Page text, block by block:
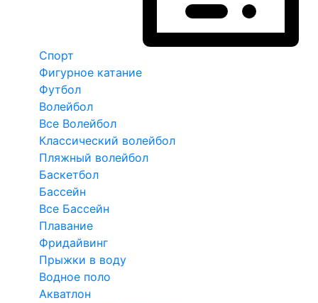
Спорт
Фигурное катание
Футбол
Волейбол
Все Волейбол
Классический волейбол
Пляжный волейбол
Баскетбол
Бассейн
Все Бассейн
Плавание
Фридайвинг
Прыжки в воду
Водное поло
Акватлон